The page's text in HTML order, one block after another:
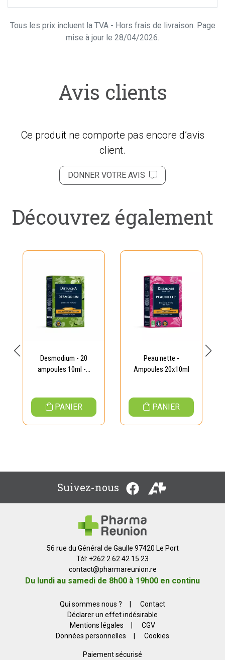
Tous les prix incluent la TVA - Hors frais de livraison. Page
mise à jour le 28/04/2026.
Avis clients
Ce produit ne comporte pas encore d’avis
client.
DONNER VOTRE AVIS
Découvrez également
Desmodium - 20
ampoules 10ml -...
PANIER
Peau nette -
Ampoules 20x10ml
PANIER
Suivez-nous
56 rue du Général de Gaulle 97420 Le Port
Tél: +262 2 62 42 15 23
contact@pharmareunion.re
Du lundi au samedi de 8h00 à 19h00 en continu
Qui sommes nous ?
Contact
Déclarer un effet indésirable
Mentions légales
CGV
Données personnelles
Cookies
Paiement sécurisé